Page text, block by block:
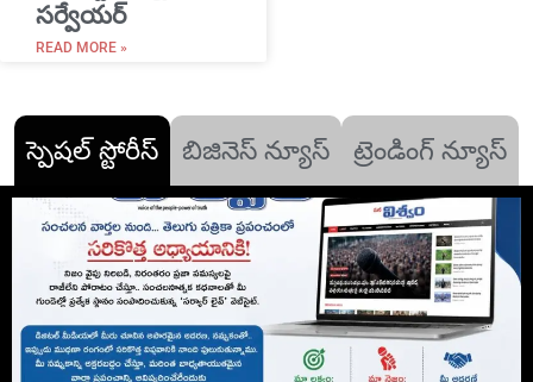
సర్వేయర్
READ MORE »
స్పెషల్ స్టోరీస్ బిజినెస్ న్యూస్ ట్రెండింగ్ న్యూస్